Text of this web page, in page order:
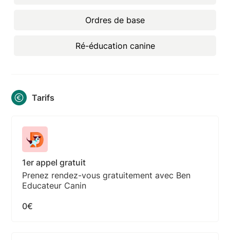
Ordres de base
Ré-éducation canine
Tarifs
1er appel gratuit
Prenez rendez-vous gratuitement avec Ben
Educateur Canin
0€